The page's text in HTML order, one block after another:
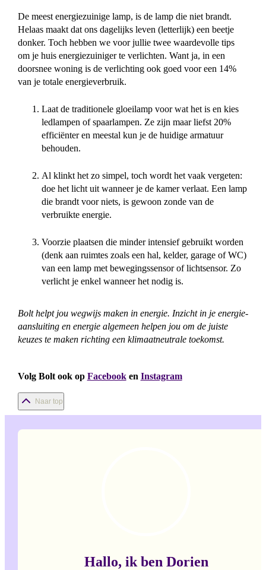
De meest energiezuinige lamp, is de lamp die niet brandt.
Helaas maakt dat ons dagelijks leven (letterlijk) een beetje
donker. Toch hebben we voor jullie twee waardevolle tips
om je huis energiezuiniger te verlichten. Want ja, in een
doorsnee woning is de verlichting ook goed voor een 14%
van je totale energieverbruik.
Laat de traditionele gloeilamp voor wat het is en kies
ledlampen of spaarlampen. Ze zijn maar liefst 20%
efficiënter en meestal kun je de huidige armatuur
behouden.
Al klinkt het zo simpel, toch wordt het vaak vergeten:
doe het licht uit wanneer je de kamer verlaat. Een lamp
die brandt voor niets, is gewoon zonde van de
verbruikte energie.
Voorzie plaatsen die minder intensief gebruikt worden
(denk aan ruimtes zoals een hal, kelder, garage of WC)
van een lamp met bewegingssensor of lichtsensor. Zo
verlicht je enkel wanneer het nodig is.
Bolt helpt jou wegwijs maken in energie. Inzicht in je energie-
aansluiting en energie algemeen helpen jou om de juiste
keuzes te maken richting een klimaatneutrale toekomst.
Volg Bolt ook op Facebook en Instagram
Naar top
Hallo, ik ben Dorien